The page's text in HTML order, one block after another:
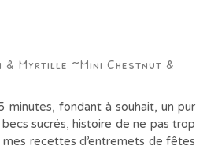
& Myrtille ~Mini Chestnut &
minutes, fondant à souhait, un pur
sucrés, histoire de ne pas trop
recettes d’entremets de fêtes